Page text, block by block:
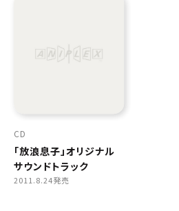
CD
「放浪息子」オリジナル
サウンドトラック
2011.8.24発売